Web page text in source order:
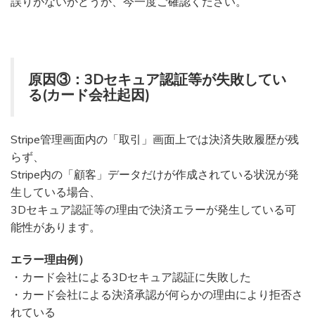
原因③：3Dセキュア認証等が失敗してい
る(カード会社起因)
Stripe管理画面内の「取引」画面上では決済失敗履歴が残
らず、
Stripe内の「顧客」データだけが作成されている状況が発
生している場合、
3Dセキュア認証等の理由で決済エラーが発生している可
能性があります。
エラー理由例）
・カード会社による3Dセキュア認証に失敗した
・カード会社による決済承認が何らかの理由により拒否さ
れている